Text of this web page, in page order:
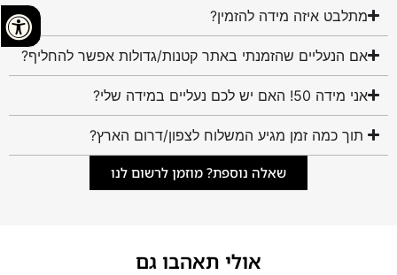
מתלבט איזה מידה להזמין?
אם הנעליים שהזמנתי באתר קטנות/גדולות אפשר להחליף?
אני מידה 50! האם יש לכם נעליים במידה שלי?
תוך כמה זמן מגיע המשלוח לצפון/דרום הארץ?
שאלה נוספת? מוזמן לרשום לנו
אולי תאהבו גם